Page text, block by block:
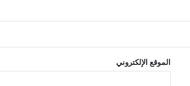
ش
ر
و
ا
الموقع الإلكتروني